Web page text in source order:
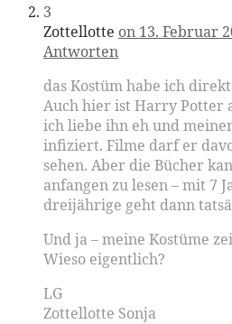
3
Zottellotte on 13. Februar
Antworten
das Kostüm habe ich
Auch hier ist Harry Potter
ich liebe ihn eh und
infiziert. Filme darf er
sehen. Aber die Bücher
anfangen zu lesen – mit 7
dreijährige geht dann
Und ja – meine Kostüme
Wieso eigentlich?
LG
Zottellotte Sonja